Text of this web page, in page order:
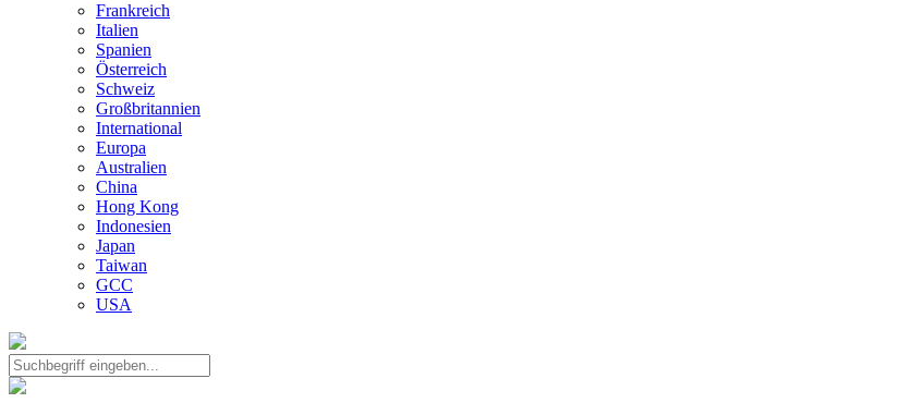
Frankreich
Italien
Spanien
Österreich
Schweiz
Großbritannien
International
Europa
Australien
China
Hong Kong
Indonesien
Japan
Taiwan
GCC
USA